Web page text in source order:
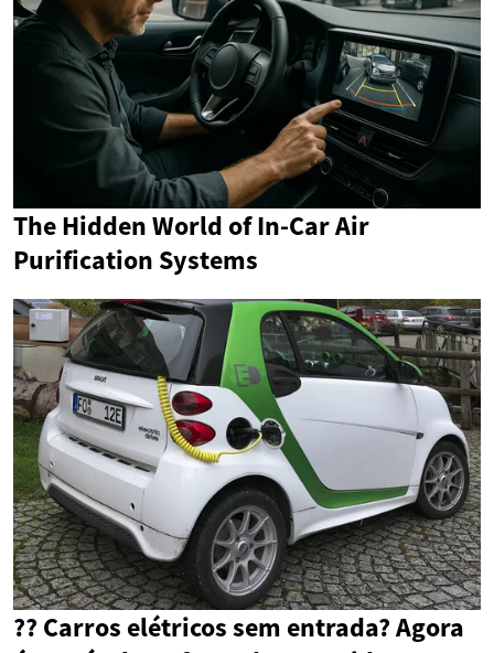
The Hidden World of In-Car Air
Purification Systems
?? Carros elétricos sem entrada? Agora